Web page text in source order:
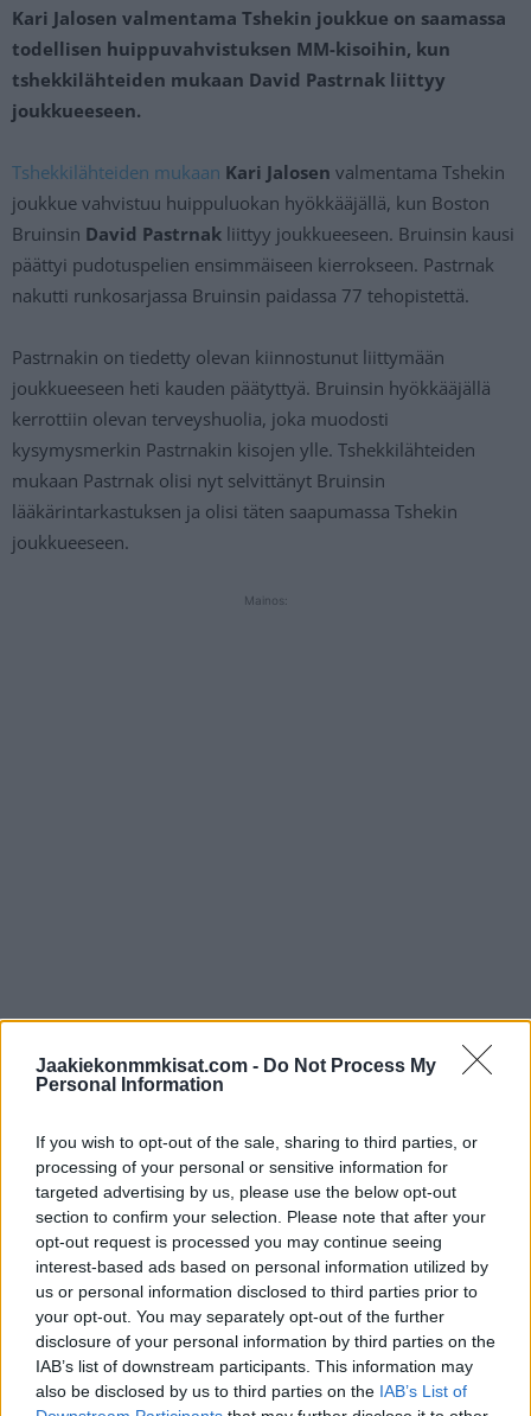
Jaakiekonmmkisat.com - Do Not Process My
Personal Information
If you wish to opt-out of the sale, sharing to third parties, or
processing of your personal or sensitive information for
targeted advertising by us, please use the below opt-out
section to confirm your selection. Please note that after your
opt-out request is processed you may continue seeing
interest-based ads based on personal information utilized by
us or personal information disclosed to third parties prior to
your opt-out. You may separately opt-out of the further
disclosure of your personal information by third parties on the
IAB’s list of downstream participants. This information may
also be disclosed by us to third parties on the IAB’s List of
Kari Jalosen valmentama Tshekin joukkue on saamassa
todellisen huippuvahvistuksen MM-kisoihin, kun
tshekkilähteiden mukaan David Pastrnak liittyy
joukkueeseen.
Tshekkilähteiden mukaan Kari Jalosen valmentama Tshekin
joukkue vahvistuu huippuluokan hyökkääjällä, kun Boston
Bruinsin David Pastrnak liittyy joukkueeseen. Bruinsin kausi
päättyi pudotuspelien ensimmäiseen kierrokseen. Pastrnak
nakutti runkosarjassa Bruinsin paidassa 77 tehopistettä.
Pastrnakin on tiedetty olevan kiinnostunut liittymään
joukkueeseen heti kauden päätyttyä. Bruinsin hyökkääjällä
kerrottiin olevan terveyshuolia, joka muodosti
kysymysmerkin Pastrnakin kisojen ylle. Tshekkilähteiden
mukaan Pastrnak olisi nyt selvittänyt Bruinsin
lääkärintarkastuksen ja olisi täten saapumassa Tshekin
joukkueeseen.
Mainos:
Tshekki kohtaa tänään tiistaina iltapäiväottelussa Tampereella
Itävallan. Huomenna Tshekillä on edessä lepopäivä ja
otteluohjelmakokonaisuudessaan!
Edellinen artikkeli Seuraava artikkeli